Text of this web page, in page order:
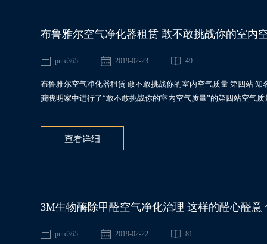
布鲁雅尔空气净化器租赁 敢不敢挑战你的室内
pure365 2019-02-23 49
布鲁雅尔空气净化器租赁 敢不敢挑战你的室内空气质量 第四站
龚晓明家中进行了“敢不敢挑战你的室内空气质量”的第四站空气
查看详细
3M生物酶除甲醛空气净化治理 这样的醛心醛意
pure365 2019-02-22 81